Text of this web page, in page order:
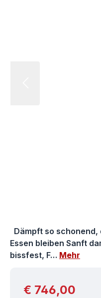
Dämpft so schonend,
Essen bleiben Sanft
bissfest, F… Mehr
Regulärer Preis:
€ 746,00